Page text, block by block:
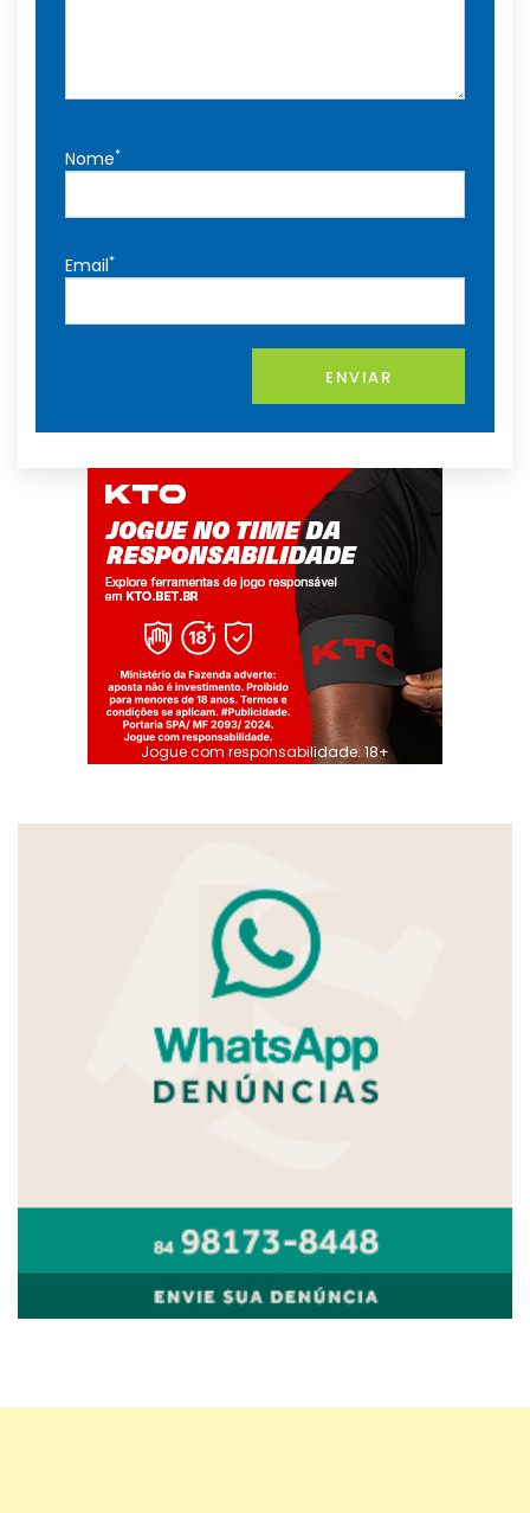
Nome*
Email*
ENVIAR
Jogue com responsabilidade. 18+